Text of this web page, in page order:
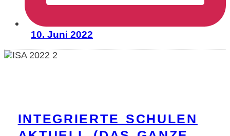
10. Juni 2022
INTEGRIERTE SCHULEN